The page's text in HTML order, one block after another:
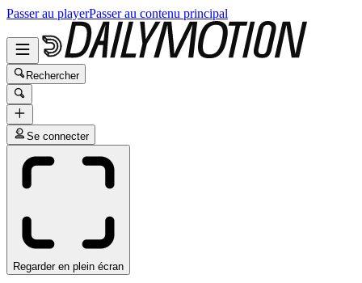
Passer au playerPasser au contenu principal
Rechercher
Se connecter
Regarder en plein écran